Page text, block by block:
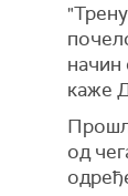
начин
каже
од